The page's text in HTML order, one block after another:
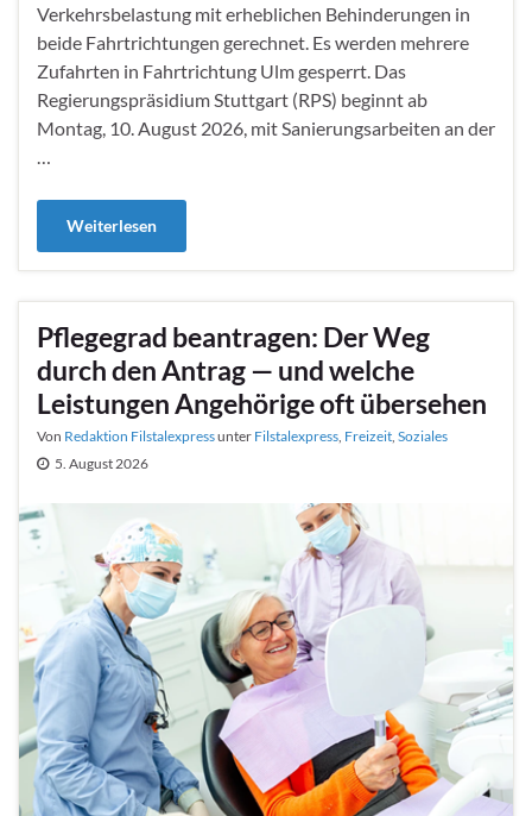
Verkehrsbelastung mit erheblichen Behinderungen in
beide Fahrtrichtungen gerechnet. Es werden mehrere
Zufahrten in Fahrtrichtung Ulm gesperrt. Das
Regierungspräsidium Stuttgart (RPS) beginnt ab
Montag, 10. August 2026, mit Sanierungsarbeiten an der
…
Weiterlesen
Pflegegrad beantragen: Der Weg
durch den Antrag — und welche
Leistungen Angehörige oft übersehen
Von Redaktion Filstalexpressunter Filstalexpress Freizeit Soziales
5. August 2026